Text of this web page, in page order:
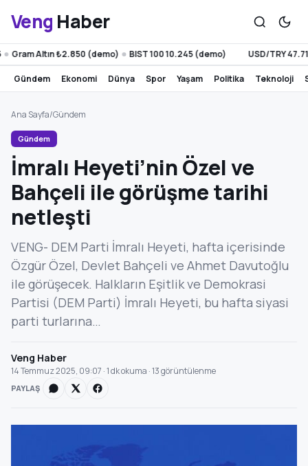
Veng Haber
Gram Altın ₺2.850 (demo) ● BIST 100 10.245 (demo) USD/TRY 47.71 ●
gündem ekonomi dünya spor yaşam politika teknoloji
Ana Sayfa/Gündem
Gündem
İmralı Heyeti’nin Özel ve
Bahçeli ile görüşme tarihi
netleşti
VENG- DEM Parti İmralı Heyeti, hafta içerisinde
Özgür Özel, Devlet Bahçeli ve Ahmet Davutoğlu
ile görüşecek. Halkların Eşitlik ve Demokrasi
Partisi (DEM Parti) İmralı Heyeti, bu hafta siyasi
parti turlarına…
Veng Haber
14 Temmuz 2025, 09:07 · 1 dk okuma · 13 görüntülenme
PAYLAŞ